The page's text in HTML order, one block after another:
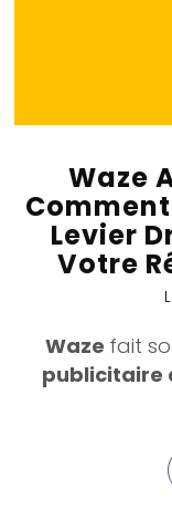
Waze
Levier
Votre
Waze fait
publicitaire